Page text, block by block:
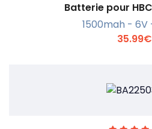
En
Batterie pour
1500mah - 6V
35.99€